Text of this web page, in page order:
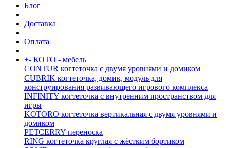
Блог
Доставка
Оплата
+- КОТО - мебель
CONTUR когтеточка с двумя уровнями и домиком
CUBRIK когтеточка, домик, модуль для
конструирования развивающего игрового комплекса
INFINITY когтеточка с внутренним пространством для
игры
KOTORO когтеточка вертикальная с двумя уровнями и
домиком
PETCERRY переноска
RING когтеточка круглая с жёстким бортиком